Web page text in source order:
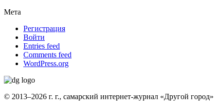
Мета
Регистрация
Войти
Entries feed
Comments feed
WordPress.org
© 2013–2026 г. г., самарский интернет-журнал «Другой город»